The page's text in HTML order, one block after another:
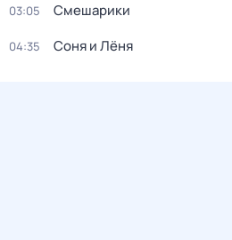
03:05 Смешарики
04:35 Соня и Лёня